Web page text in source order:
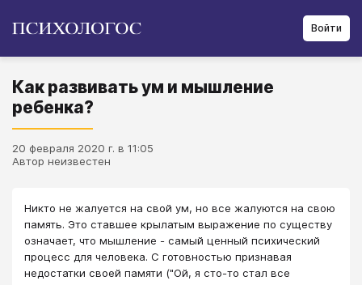
Войти
Как развивать ум и мышление
ребенка?
20 февраля 2020 г. в 11:05
Автор неизвестен
Никто не жалуется на свой ум, но все жалуются на свою
память. Это ставшее крылатым выражение по существу
означает, что мышление - самый ценный психический
процесс для человека. С готовностью признавая
недостатки своей памяти ("Ой, я сто-то стал все